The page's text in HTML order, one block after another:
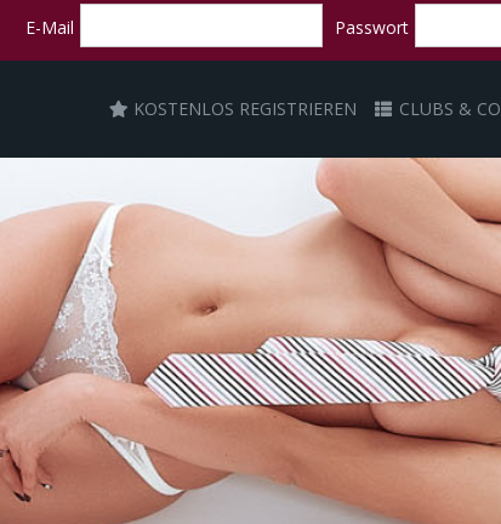
E-Mail Passwort
KOSTENLOS REGISTRIEREN CLUBS & CO